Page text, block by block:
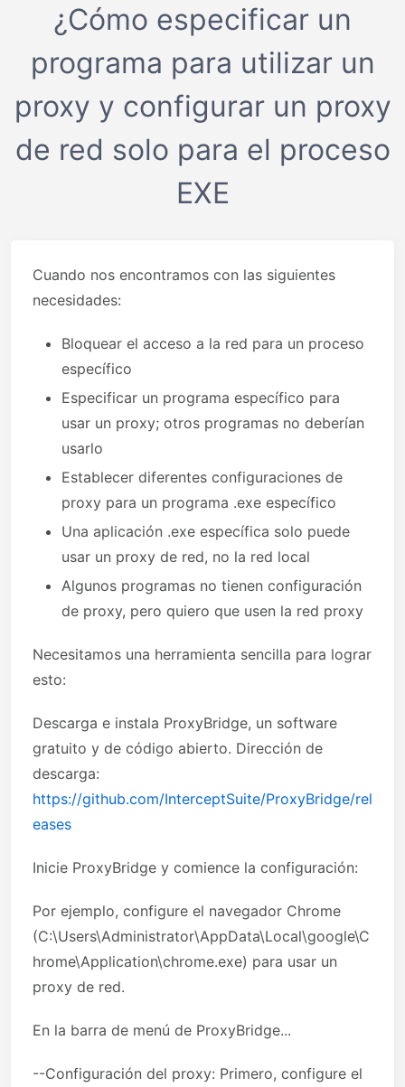
¿Cómo especificar un
programa para utilizar un
proxy y configurar un proxy
de red solo para el proceso
EXE
Cuando nos encontramos con las siguientes
necesidades:
Bloquear el acceso a la red para un proceso
específico
Especificar un programa específico para
usar un proxy; otros programas no deberían
usarlo
Establecer diferentes configuraciones de
proxy para un programa .exe específico
Una aplicación .exe específica solo puede
usar un proxy de red, no la red local
Algunos programas no tienen configuración
de proxy, pero quiero que usen la red proxy
Necesitamos una herramienta sencilla para lograr
esto:
Descarga e instala ProxyBridge, un software
gratuito y de código abierto. Dirección de
descarga:
https://github.com/InterceptSuite/ProxyBridge/rel
eases
Inicie ProxyBridge y comience la configuración:
Por ejemplo, configure el navegador Chrome
(C:\Users\Administrator\AppData\Local\google\C
hrome\Application\chrome.exe) para usar un
proxy de red.
En la barra de menú de ProxyBridge...
--Configuración del proxy: Primero, configure el